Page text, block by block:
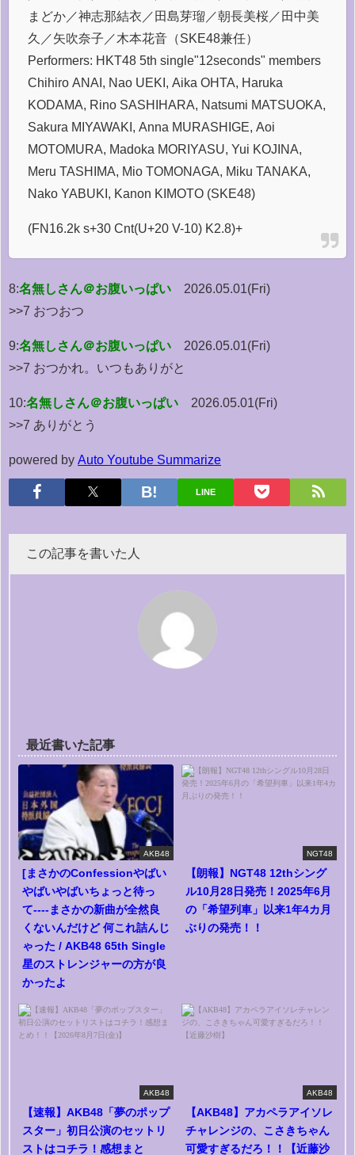
まどか／神志那結衣／田島芽瑠／朝長美桜／田中美
久／矢吹奈子／木本花音（SKE48兼任）
Performers: HKT48 5th single"12seconds" members
Chihiro ANAI, Nao UEKI, Aika OHTA, Haruka
KODAMA, Rino SASHIHARA, Natsumi MATSUOKA,
Sakura MIYAWAKI, Anna MURASHIGE, Aoi
MOTOMURA, Madoka MORIYASU, Yui KOJINA,
Meru TASHIMA, Mio TOMONAGA, Miku TANAKA,
Nako YABUKI, Kanon KIMOTO (SKE48)
(FN16.2k s+30 Cnt(U+20 V-10) K2.8)+
8:名無しさん＠お腹いっぱい
2026.05.01(Fri)
>>7 おつおつ
9:名無しさん＠お腹いっぱい
2026.05.01(Fri)
>>7 おつかれ。いつもありがと
10:名無しさん＠お腹いっぱい
2026.05.01(Fri)
>>7 ありがとう
powered by Auto Youtube Summarize
LINE
この記事を書いた人
最近書いた記事
AKB48
[まさかのConfessionやばい
やばいやばいちょっと待っ
て----まさかの新曲が全然良
くないんだけど 何これ詰んじ
ゃった / AKB48 65th Single
星のストレンジャーの方が良
かったよ
NGT48
【朗報】NGT48 12thシング
ル10月28日発売！2025年6月
の「希望列車」以来1年4カ月
ぶりの発売！！
AKB48
【速報】AKB48「夢のポップ
スター」初日公演のセットリ
ストはコチラ！感想まと
AKB48
【AKB48】アカペラアイソレ
チャレンジの、こさきちゃん
可愛すぎるだろ！！【近藤沙